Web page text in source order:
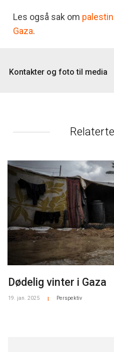
Les også sak om
Gaza.
Kontakter og foto til media
karl.schembri@nrc.no
Medietelefonen, +47 905 62
Dødelig vinter i Gaza
19. jan. 2025 Perspektiv